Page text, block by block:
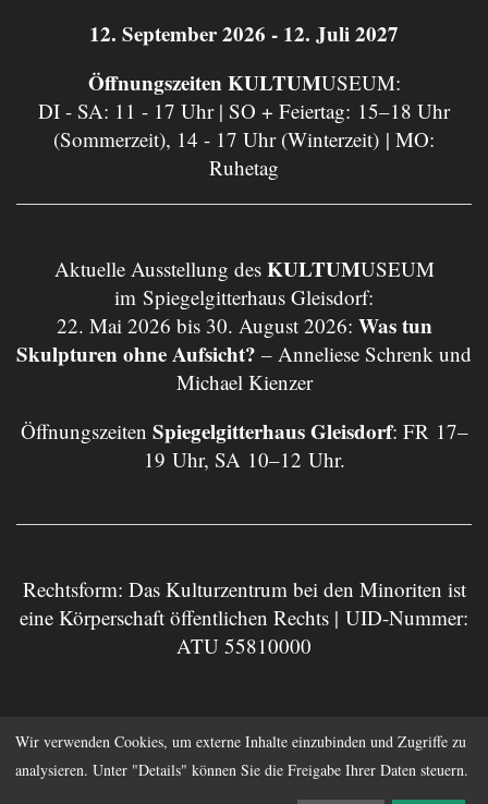
12. September 2026 - 12. Juli 2027
Öffnungszeiten KULTUMUSEUM:
DI - SA: 11 - 17 Uhr | SO + Feiertag: 15–18 Uhr
(Sommerzeit), 14 - 17 Uhr (Winterzeit) | MO:
Ruhetag
Aktuelle Ausstellung des KULTUMUSEUM
im Spiegelgitterhaus Gleisdorf:
22. Mai 2026 bis 30. August 2026: Was tun
Skulpturen ohne Aufsicht? – Anneliese Schrenk und
Michael Kienzer
Öffnungszeiten Spiegelgitterhaus Gleisdorf: FR 17–
19 Uhr, SA 10–12 Uhr.
Rechtsform: Das Kulturzentrum bei den Minoriten ist
eine Körperschaft öffentlichen Rechts | UID-Nummer:
ATU 55810000
Impressum Datenschutz
Wir verwenden Cookies, um externe Inhalte einzubinden und Zugriffe zu
analysieren. Unter "Details" können Sie die Freigabe Ihrer Daten steuern.